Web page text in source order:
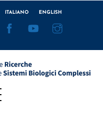
ITALIANO ENGLISH
Menu